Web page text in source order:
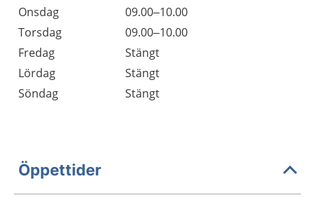
Onsdag
09.00–10.00
Torsdag
09.00–10.00
Fredag
Stängt
Lördag
Stängt
Söndag
Stängt
Öppettider